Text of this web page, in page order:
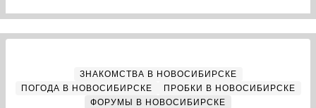
ЗНАКОМСТВА В НОВОСИБИРСКЕ
ПОГОДА В НОВОСИБИРСКЕ
ПРОБКИ В НОВОСИБИРСКЕ
ФОРУМЫ В НОВОСИБИРСКЕ